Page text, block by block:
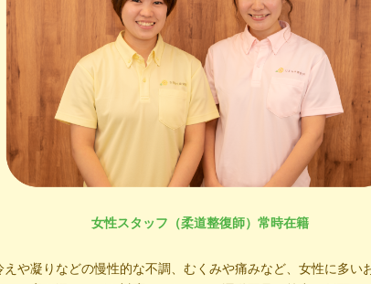
女性スタッフ（柔道整復師）常時在籍
えや凝りなどの慢性的な不調、むくみや痛みなど、女性に多い